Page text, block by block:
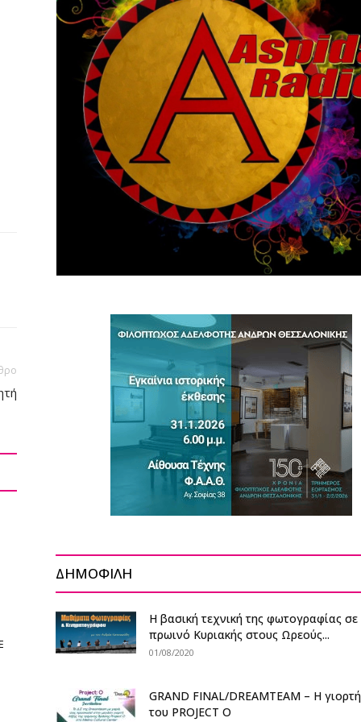
ΔΗΜΟΦΙΛΗ
Η βασική τεχνική της φωτογραφίας σε
πρωινό Κυριακής στους Ωρεούς...
01/08/2020
GRAND FINAL/DREAMTEAM – H
του PROJECT O